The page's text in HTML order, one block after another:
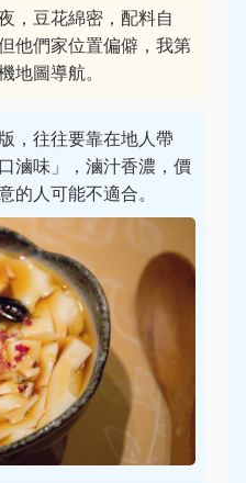
，豆花綿密，配料自
他們家位置偏僻，我第
地圖導航。
，往往要靠在地人帶
滷味」，滷汁香濃，價
的人可能不適合。